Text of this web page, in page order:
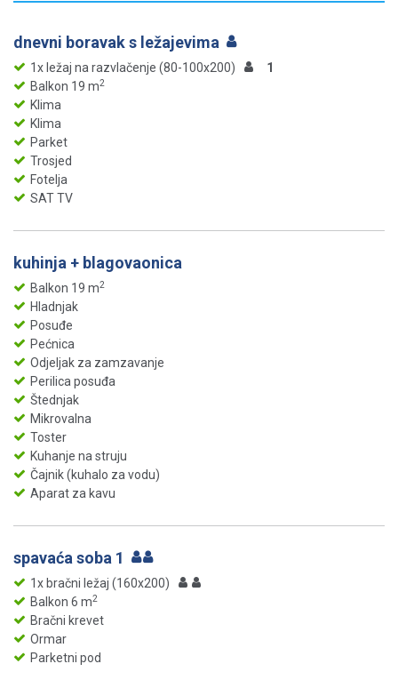
dnevni boravak s ležajevima
1x ležaj na razvlačenje (80-100x200)
1
Balkon 19 m2
Klima
Klima
Parket
Trosjed
Fotelja
SAT TV
kuhinja + blagovaonica
Balkon 19 m2
Hladnjak
Posuđe
Pećnica
Odjeljak za zamzavanje
Perilica posuđa
Štednjak
Mikrovalna
Toster
Kuhanje na struju
Čajnik (kuhalo za vodu)
Aparat za kavu
spavaća soba 1
1x bračni ležaj (160x200)
Balkon 6 m2
Bračni krevet
Ormar
Parketni pod